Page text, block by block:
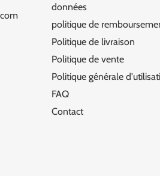
données
politique de
Politique de livraison
Politique de vente
Politique générale
FAQ
Contact